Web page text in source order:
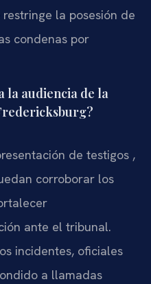
restringe la posesión de
condenas por
la audiencia de la
de testigos ,
corroborar los
ante el tribunal.
incidentes, oficiales
a llamadas